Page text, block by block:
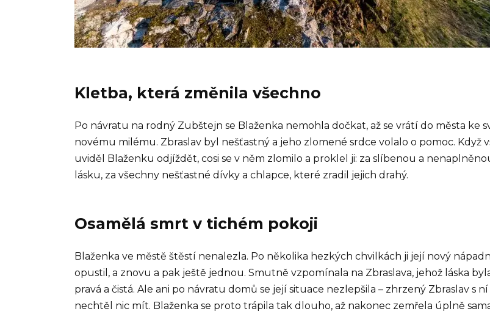
Kletba, která změnila všechno
Po návratu na rodný Zubštejn se Blaženka nemohla dočkat, až se vrátí do města ke
novému milému. Zbraslav byl nešťastný a jeho zlomené srdce volalo o pomoc. Když
uviděl Blaženku odjíždět, cosi se v něm zlomilo a proklel ji: za slíbenou a
lásku, za všechny nešťastné dívky a chlapce, které zradil jejich drahý.
Osamělá smrt v tichém pokoji
Blaženka ve městě štěstí nenalezla. Po několika hezkých chvilkách ji její nový
opustil, a znovu a pak ještě jednou. Smutně vzpomínala na Zbraslava, jehož láska
pravá a čistá. Ale ani po návratu domů se její situace nezlepšila – zhrzený Zbraslav s ní
nechtěl nic mít. Blaženka se proto trápila tak dlouho, až nakonec zemřela úplně